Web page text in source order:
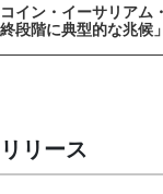
イン・イーサリアム
段階に典型的な兆候
リース